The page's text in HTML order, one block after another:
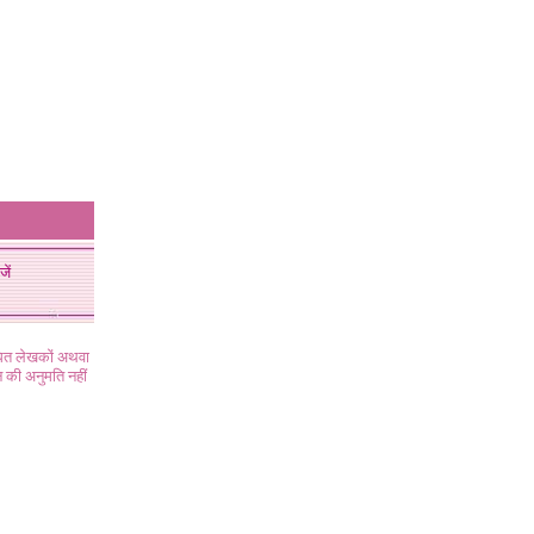
लेखकों अथवा
अनुमति नहीं